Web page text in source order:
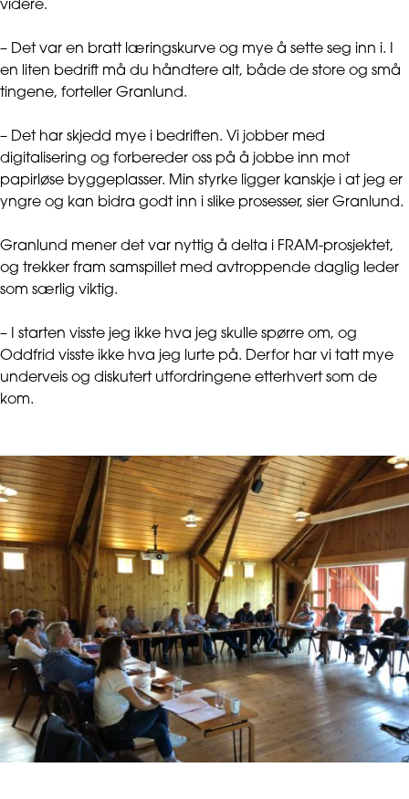
videre.
– Det var en bratt læringskurve og mye å sette seg inn i. I
en liten bedrift må du håndtere alt, både de store og små
tingene, forteller Granlund.
– Det har skjedd mye i bedriften. Vi jobber med
digitalisering og forbereder oss på å jobbe inn mot
papirløse byggeplasser. Min styrke ligger kanskje i at jeg er
yngre og kan bidra godt inn i slike prosesser, sier Granlund.
Granlund mener det var nyttig å delta i FRAM-prosjektet,
og trekker fram samspillet med avtroppende daglig leder
som særlig viktig.
– I starten visste jeg ikke hva jeg skulle spørre om, og
Oddfrid visste ikke hva jeg lurte på. Derfor har vi tatt mye
underveis og diskutert utfordringene etterhvert som de
kom.